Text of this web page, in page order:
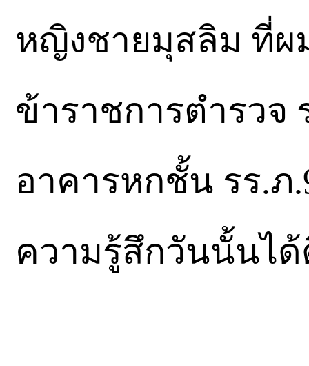
หญิงชายมุสลิม ที่ผ
ข้าราชการตำรวจ
อาคารหกชั้น รร.ภ
ความรู้สึกวันนั้นไ